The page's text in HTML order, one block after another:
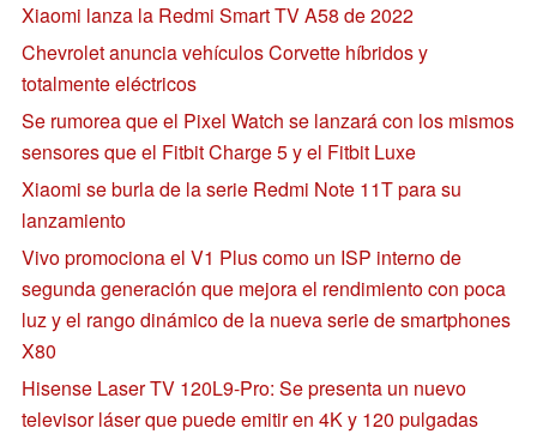
Xiaomi lanza la Redmi Smart TV A58 de 2022
Chevrolet anuncia vehículos Corvette híbridos y
totalmente eléctricos
Se rumorea que el Pixel Watch se lanzará con los mismos
sensores que el Fitbit Charge 5 y el Fitbit Luxe
Xiaomi se burla de la serie Redmi Note 11T para su
lanzamiento
Vivo promociona el V1 Plus como un ISP interno de
segunda generación que mejora el rendimiento con poca
luz y el rango dinámico de la nueva serie de smartphones
X80
Hisense Laser TV 120L9-Pro: Se presenta un nuevo
televisor láser que puede emitir en 4K y 120 pulgadas